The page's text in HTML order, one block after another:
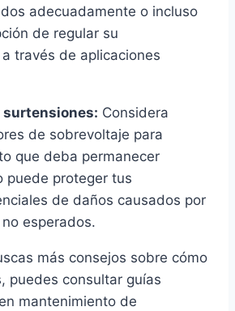
adecuadamente o incluso
de regular su
través de aplicaciones
Considera
de sobrevoltaje para
que deba permanecer
puede proteger tus
de daños causados por
esperados.
más consejos sobre cómo
puedes consultar guías
mantenimiento de